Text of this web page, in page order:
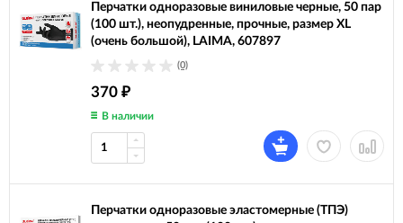
Перчатки одноразовые виниловые черные, 50 пар
(100 шт.), неопудренные, прочные, размер XL
(очень большой), LAIMA, 607897
(0)
370 ₽
В наличии
Перчатки одноразовые эластомерные (ТПЭ)